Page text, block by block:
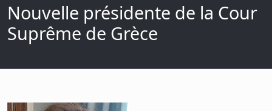
Nouvelle présidente de la Cour
Suprême de Grèce